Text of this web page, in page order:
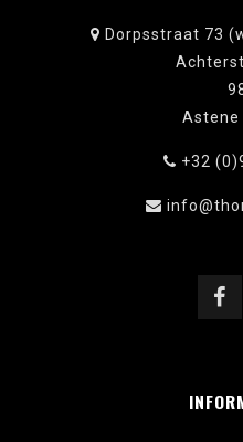
Dorpsstraat 73
Astene
+32